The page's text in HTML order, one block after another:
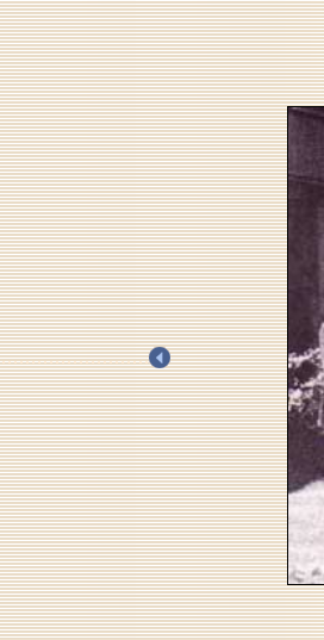
.........................